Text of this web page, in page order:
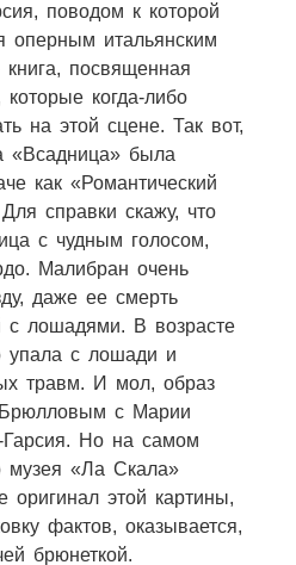
поводом к которой
оперным итальянским
посвященная
когда-либо
на этой сцене. Так вот,
«Всадница» была
как «Романтический
справки скажу, что
с чудным голосом,
Малибран очень
даже ее смерть
с лошадями. В возрасте
упала с лошади и
травм. И мол, образ
с Марии
Но на самом
музея «Ла Скала»
оригинал этой картины,
фактов, оказывается,
брюнеткой.